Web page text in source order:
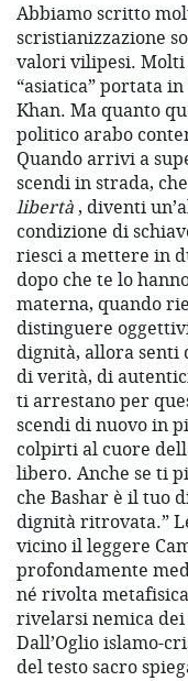
Abbiamo scritto
scristianizzazione
valori vilipesi. Molti
“asiatica” portata
Khan. Ma quanto
politico arabo
Quando arrivi a
scendi in strada,
libertà , diventi
condizione di
riesci a mettere in
dopo che te lo
materna, quando
distinguere
dignità, allora senti
di verità, di
ti arrestano per
scendi di nuovo in
colpirti al cuore
libero. Anche se ti
che Bashar è il tuo
dignità ritrovata.”
vicino il leggere
profondamente
né rivolta
rivelarsi nemica
Dall’Oglio islamo-
del testo sacro